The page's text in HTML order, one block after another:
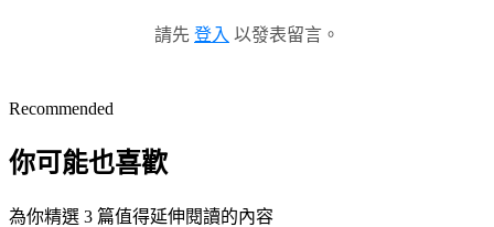
請先 登入 以發表留言。
Recommended
你可能也喜歡
為你精選 3 篇值得延伸閱讀的內容